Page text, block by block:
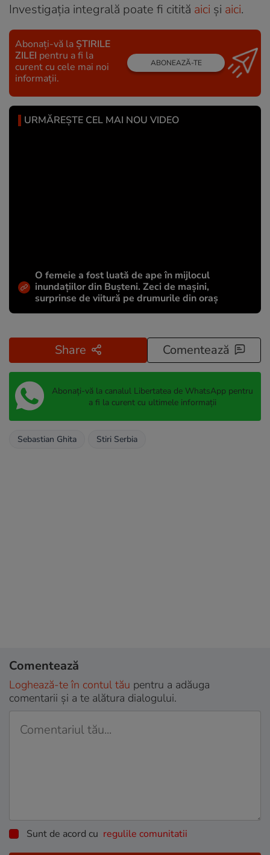
Investigația integrală poate fi citită aici și aici.
Abonați-vă la ȘTIRILE
ZILEI pentru a fi la
curent cu cele mai noi
informații.
ABONEAZĂ-TE
URMĂREȘTE CEL MAI NOU VIDEO
O femeie a fost luată de ape în mijlocul
inundațiilor din Bușteni. Zeci de mașini,
surprinse de viitură pe drumurile din oraș
Share Comentează
Abonați-vă la canalul Libertatea de WhatsApp pentru
a fi la curent cu ultimele informații
Sebastian Ghita Stiri Serbia
Comentează
Loghează-te în contul tău pentru a adăuga
comentarii și a te alătura dialogului.
Sunt de acord cu regulile comunitatii